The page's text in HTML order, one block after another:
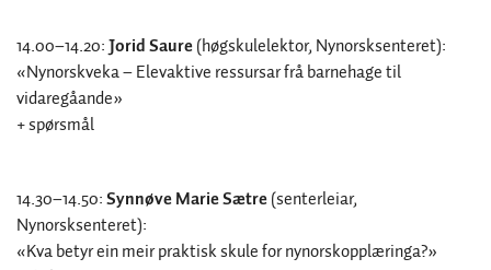
14.00–14.20:Jorid Saure(høgskulelektor, Nynorsksenteret):
«Nynorskveka – Elevaktive ressursar frå barnehage til
vidaregåande»
+ spørsmål
14.30–14.50:Synnøve Marie Sætre(senterleiar,
Nynorsksenteret):
«Kva betyr ein meir praktisk skule for nynorskopplæringa?»